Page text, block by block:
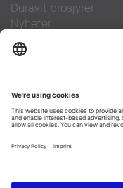
Duravit brosjyrer
Nyheter
Finn forhandler
Pinterest